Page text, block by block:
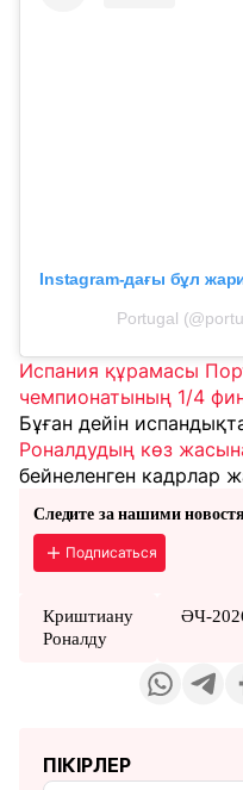
Instagram-дағы бұл
Portugal
Испания құрамасы
чемпионатының 1/4
Бұған дейін
Роналдудың көз
бейнеленген кадрлар
Следите за нашими
Подписаться
Криштиану
Роналду
ӘЧ-
ПІКІРЛЕР